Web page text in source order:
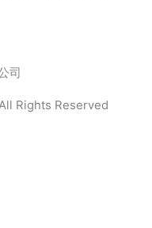
司
Rights Reserved